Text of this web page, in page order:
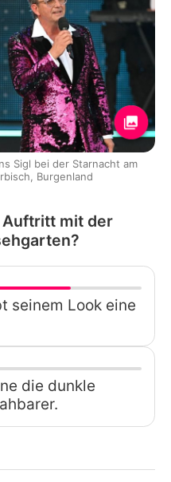
Sigl bei der Starnacht am
Burgenland
Auftritt mit der
seinem Look eine
die dunkle